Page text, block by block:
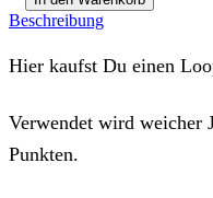
Punkten"
nach
Menge
Beschreibung
Hier kaufst Du einen
Verwendet wird weicher
Punkten.